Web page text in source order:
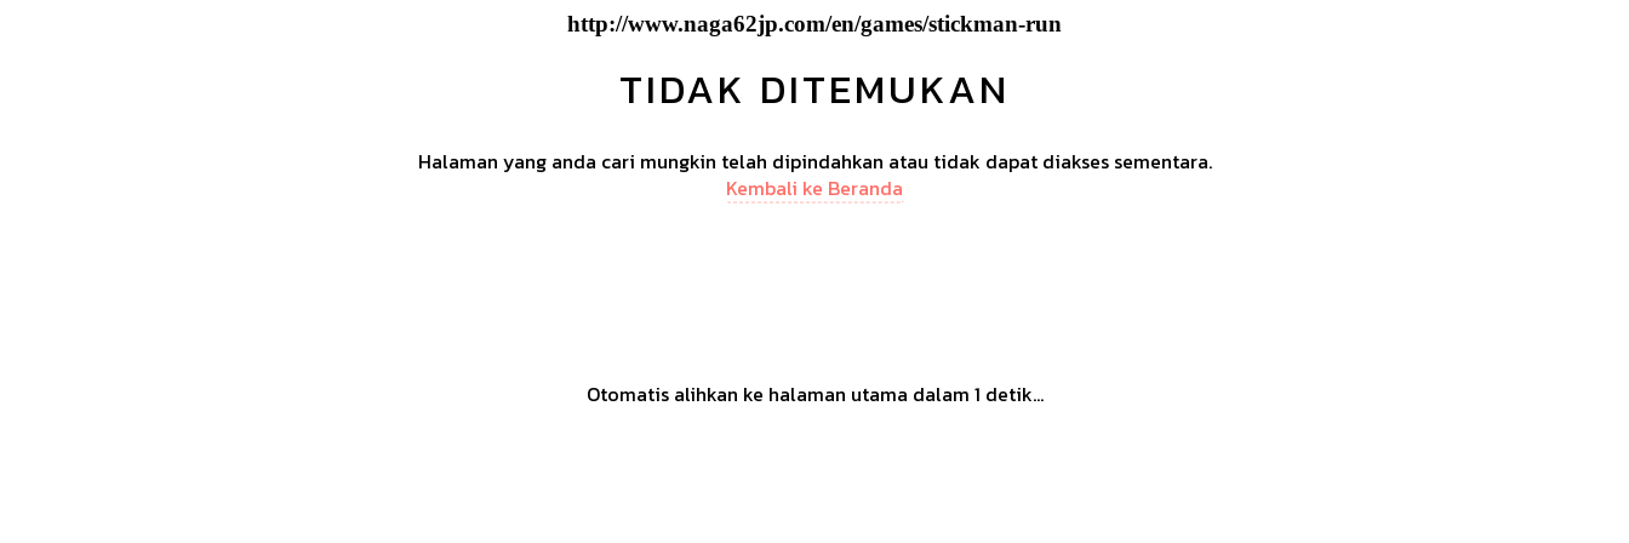
http://www.naga62jp.com/en/games/stickman-run
TIDAK DITEMUKAN
Halaman yang anda cari mungkin telah dipindahkan atau tidak dapat diakses sementara.
Kembali ke Beranda
Otomatis alihkan ke halaman utama dalam 1 detik...